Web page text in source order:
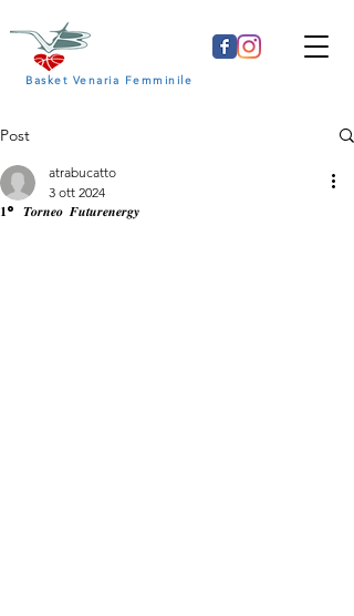
Basket Venaria Femminile
Post
𝟏º 𝑻𝒐𝒓𝒏𝒆𝒐 𝑭𝒖𝒕𝒖𝒓𝒆𝒏𝒆𝒓𝒈𝒚
atrabucatto
3 ott 2024